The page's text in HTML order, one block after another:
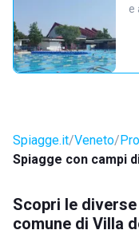
e
Spiagge.it Veneto
Spiagge con campi
Scopri le
comune di Villa